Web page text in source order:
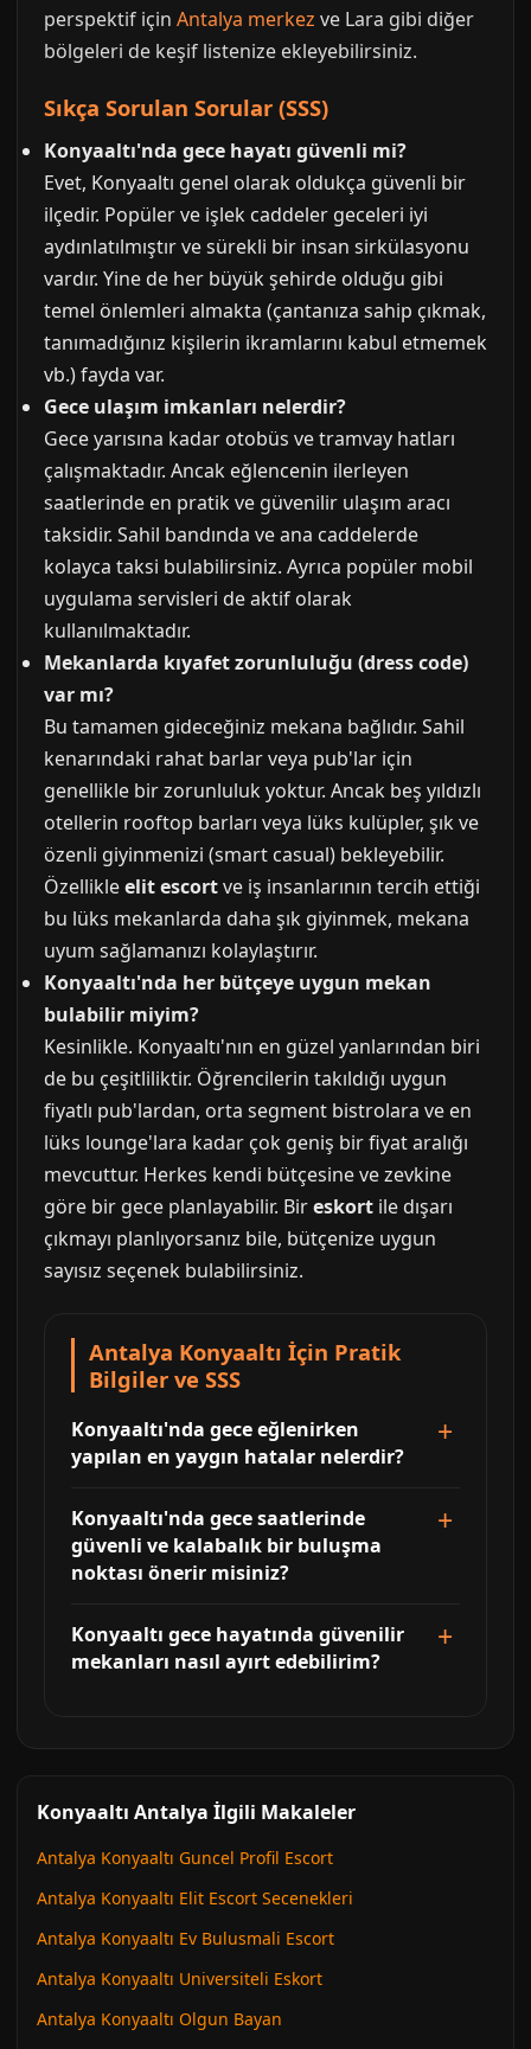
perspektif için Antalya merkez ve Lara gibi diğer
bölgeleri de keşif listenize ekleyebilirsiniz.
Sıkça Sorulan Sorular (SSS)
Konyaaltı'nda gece hayatı güvenli mi?
Evet, Konyaaltı genel olarak oldukça güvenli bir
ilçedir. Popüler ve işlek caddeler geceleri iyi
aydınlatılmıştır ve sürekli bir insan sirkülasyonu
vardır. Yine de her büyük şehirde olduğu gibi
temel önlemleri almakta (çantanıza sahip çıkmak,
tanımadığınız kişilerin ikramlarını kabul etmemek
vb.) fayda var.
Gece ulaşım imkanları nelerdir?
Gece yarısına kadar otobüs ve tramvay hatları
çalışmaktadır. Ancak eğlencenin ilerleyen
saatlerinde en pratik ve güvenilir ulaşım aracı
taksidir. Sahil bandında ve ana caddelerde
kolayca taksi bulabilirsiniz. Ayrıca popüler mobil
uygulama servisleri de aktif olarak
kullanılmaktadır.
Mekanlarda kıyafet zorunluluğu (dress code)
var mı?
Bu tamamen gideceğiniz mekana bağlıdır. Sahil
kenarındaki rahat barlar veya pub'lar için
genellikle bir zorunluluk yoktur. Ancak beş yıldızlı
otellerin rooftop barları veya lüks kulüpler, şık ve
özenli giyinmenizi (smart casual) bekleyebilir.
Özellikleelit escortve iş insanlarının tercih ettiği
bu lüks mekanlarda daha şık giyinmek, mekana
uyum sağlamanızı kolaylaştırır.
Konyaaltı'nda her bütçeye uygun mekan
bulabilir miyim?
Kesinlikle. Konyaaltı'nın en güzel yanlarından biri
de bu çeşitliliktir. Öğrencilerin takıldığı uygun
fiyatlı pub'lardan, orta segment bistrolara ve en
lüks lounge'lara kadar çok geniş bir fiyat aralığı
mevcuttur. Herkes kendi bütçesine ve zevkine
göre bir gece planlayabilir. Bireskort ile dışarı
çıkmayı planlıyorsanız bile, bütçenize uygun
sayısız seçenek bulabilirsiniz.
Antalya Konyaaltı İçin Pratik
Bilgiler ve SSS
Konyaaltı'nda gece eğlenirken
yapılan en yaygın hatalar nelerdir?
Konyaaltı'nda gece saatlerinde
güvenli ve kalabalık bir buluşma
noktası önerir misiniz?
Konyaaltı gece hayatında güvenilir
mekanları nasıl ayırt edebilirim?
Konyaaltı Antalya İlgili Makaleler
Antalya Konyaaltı Guncel Profil Escort
Antalya Konyaaltı Elit Escort Secenekleri
Antalya Konyaaltı Ev Bulusmali Escort
Antalya Konyaaltı Universiteli Eskort
Antalya Konyaaltı Olgun Bayan